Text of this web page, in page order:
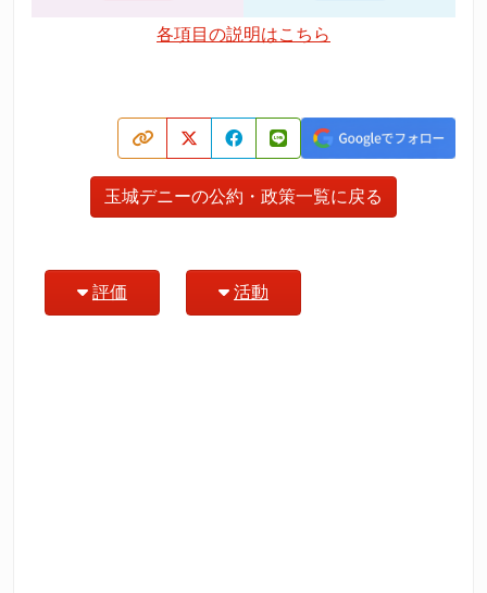
各項目の説明はこちら
玉城デニーの公約・政策一覧に戻る
評価 活動